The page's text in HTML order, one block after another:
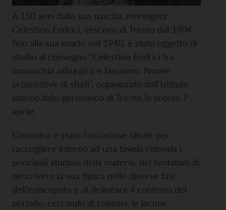
A 150 anni dalla sua nascita, monsignor
Celestino Endrici, vescovo di Trento dal 1904
fino alla sua morte nel 1940, è stato oggetto di
studio al convegno “Celestino Endrici tra
monarchia asburgica e fascismo. Nuove
prospettive di studi”, organizzato dall'Istituto
storico italo-germanico di Trento lo scorso 7
aprile.
L'incontro è stato l'occasione ideale per
raccogliere intorno ad una tavola rotonda i
principali studiosi della materia, nel tentativo di
descrivere la sua figura nelle diverse fasi
dell’episcopato e di delineare il contesto del
periodo, cercando di colmare le lacune